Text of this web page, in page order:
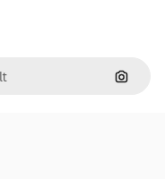
Søk